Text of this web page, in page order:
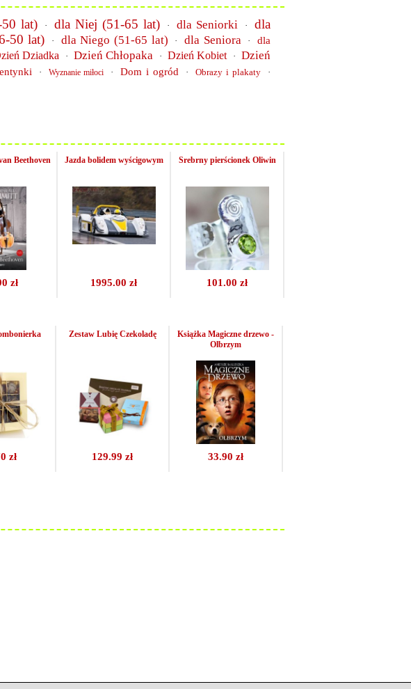
lat) · dla Niej (51-65 lat) · dla Seniorki ·
dla
50 lat) · dla Niego (51-65 lat) · dla Seniora ·
dla
Dziadka · Dzień Chłopaka · Dzień Kobiet ·
Dzień
· Wyznanie miłoci · Dom i ogród · Obrazy i plakaty ·
zł
Beethoven
1995.00 zł
Jazda bolidem wyścigowym
101.00 zł
Srebrny pierścionek Oliwin
zł 129.99 zł
Zestaw Lubię Czekoladę
33.90 zł
Książka Magiczne drzewo -
Olbrzym